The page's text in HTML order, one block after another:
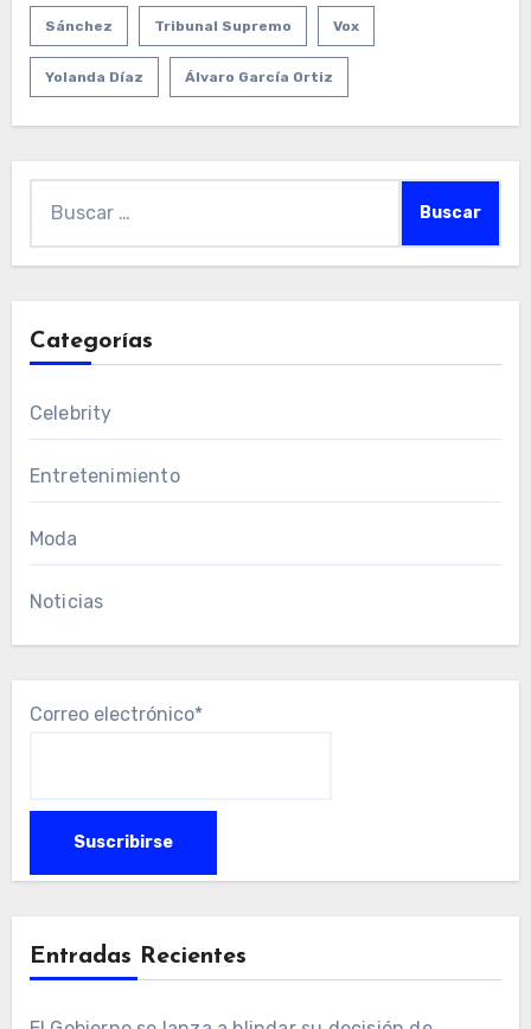
Sánchez Tribunal Supremo Vox
Yolanda Díaz Álvaro García Ortiz
Categorías
Celebrity
Entretenimiento
Moda
Noticias
Correo electrónico*
Entradas Recientes